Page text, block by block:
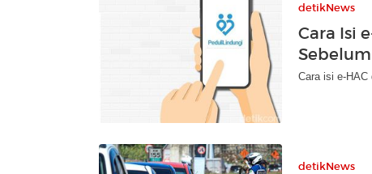
detikNews
Cara Isi
Cara isi e-
detikNews